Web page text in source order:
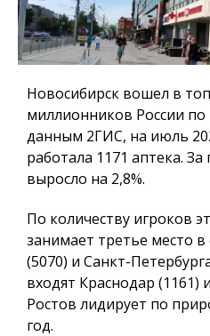
Новосибирск вошел в
миллионников России по
данным 2ГИС, на июль
работала 1171 аптека. За
выросло на 2,8%.
По количеству игроков
занимает третье место
(5070) и Санкт-
входят Краснодар (1161)
Ростов лидирует по
год.